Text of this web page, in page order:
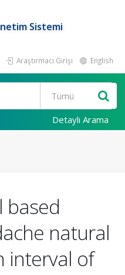
Sistemi
Araştırmacı Girişi English
Detaylı Arama
based
natural
interval of